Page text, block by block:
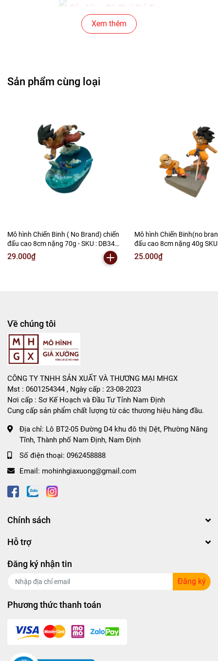
Cửa Hàng Đồ Chơi Trẻ Em
Cửa Hàng Bánh Sinh Nhật
Cửa Hàng Văn Phòng Phẩm
Cửa Hàng Bán Phụ Kiện Điện Thoại
Cửa Hàng Phụ Kiện Ô Tô ( Sản Phẩm Mô Hình Lắc Đầu
- Mô Hình Giá Xưởng
Tổng kho mô hình
Xem thêm
Sản phẩm cùng loại
Mô hình Chiến Binh ( No Brand) chiến
đấu cao 8cm nặng 70g - SKU : DB340
( VAT : MH001-02 ) - N2-B1-S5
29.000₫
Mô hình Chiến Binh(no
đấu cao 8cm nặng 40g
VAT : MH001-02 ) K150-T2-
25.000₫
Về chúng tôi
CÔNG TY TNHH SẢN XUẤT VÀ THƯƠNG MẠI MHGX
Mst : 0601254344 , Ngày cấp : 23-08-2023
Nơi cấp : Sơ Kế Hoạch và Đầu Tư Tỉnh Nam Định
Cung cấp sản phẩm chất lượng từ các thương hiệu hàng đầu.
Địa chỉ: Lô BT2-05 Đường D4 khu đô thị Dệt, Phường Năng
Tĩnh, Thành phố Nam Định, Nam Định
Số điện thoại: 0962458888
Email: mohinhgiaxuong@gmail.com
Chính sách
Hỗ trợ
Đăng ký nhận tin
Đăng ký
Phương thức thanh toán